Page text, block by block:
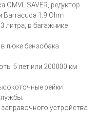
OMVL SAVER, редуктор
Barracuda 1.9 Ohm
литра, в багажнике
люке бензобака
5 лет или 200000 км
рейки
устройства